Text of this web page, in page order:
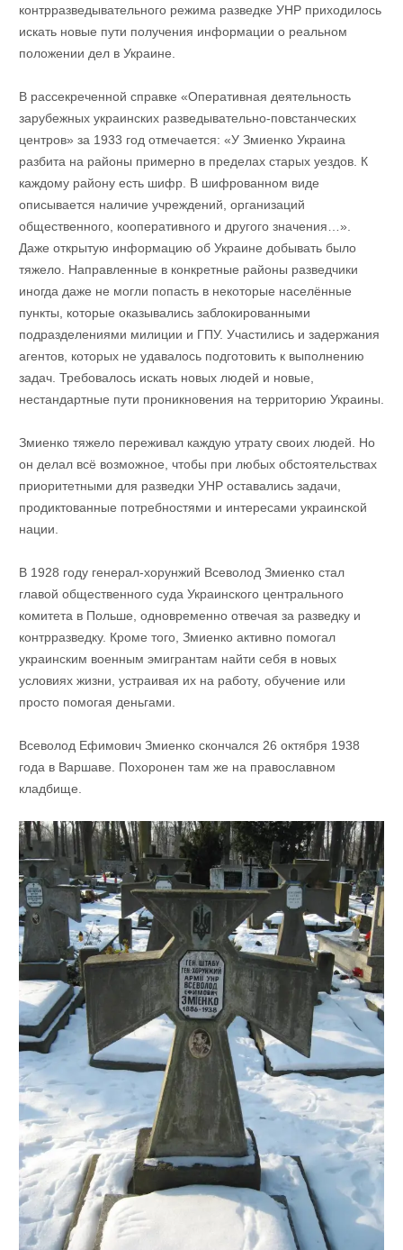
контрразведывательного режима разведке УНР приходилось
искать новые пути получения информации о реальном
положении дел в Украине.
В рассекреченной справке «Оперативная деятельность
зарубежных украинских разведывательно-повстанческих
центров» за 1933 год отмечается: «У Змиенко Украина
разбита на районы примерно в пределах старых уездов. К
каждому району есть шифр. В шифрованном виде
описывается наличие учреждений, организаций
общественного, кооперативного и другого значения…».
Даже открытую информацию об Украине добывать было
тяжело. Направленные в конкретные районы разведчики
иногда даже не могли попасть в некоторые населённые
пункты, которые оказывались заблокированными
подразделениями милиции и ГПУ. Участились и задержания
агентов, которых не удавалось подготовить к выполнению
задач. Требовалось искать новых людей и новые,
нестандартные пути проникновения на территорию Украины.
Змиенко тяжело переживал каждую утрату своих людей. Но
он делал всё возможное, чтобы при любых обстоятельствах
приоритетными для разведки УНР оставались задачи,
продиктованные потребностями и интересами украинской
нации.
В 1928 году генерал-хорунжий Всеволод Змиенко стал
главой общественного суда Украинского центрального
комитета в Польше, одновременно отвечая за разведку и
контрразведку. Кроме того, Змиенко активно помогал
украинским военным эмигрантам найти себя в новых
условиях жизни, устраивая их на работу, обучение или
просто помогая деньгами.
Всеволод Ефимович Змиенко скончался 26 октября 1938
года в Варшаве. Похоронен там же на православном
кладбище.